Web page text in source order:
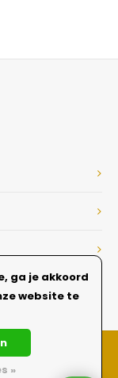
ga je akkoord
website te
»